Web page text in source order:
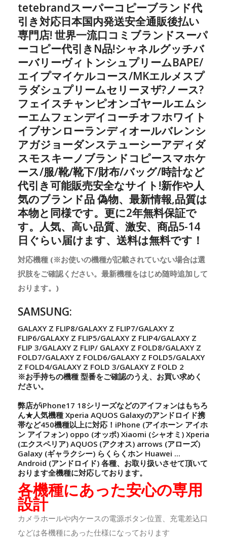
tetebrandスーパーコピーブランド代
引き対応日本国内発送安全通販後払い
専門店! 世界一流口コミブランドスーパ
ーコピー代引きN品!シャネルグッチバ
ーバリーヴィトンシュプリームBAPE/
エイプマイケルコース/MKエルメスプ
ラダシュプリームセリーヌザ?ノース?
フェイスチャンピオンゴヤールエムシ
ーエムフェンデイコーチオフホワイト
イブサンローランディオールバレンシ
アガジョーダンステューシーアディダ
スモスキーノブランドコピースマホケ
ース/服/靴/靴下/財布/バッグ/時計など
代引き可能販売安全なサイト!新作や人
気のブランド品 偽物、最新情報,品質は
本物と同様です。更に2年無料保証で
す。人気、高い品質、激安、商品5-14
日ぐらい届けます、送料は無料です！
対応機種 (※お使いの機種が記載されていない場合は選
択肢をご確認ください。最新機種をはじめ随時追加して
おります。)
SAMSUNG:
GALAXY Z FLIP8/GALAXY Z FLIP7/GALAXY Z
FLIP6/GALAXY Z FLIP5/GALAXY Z FLIP4/GALAXY Z
FLIP 3/GALAXY Z FLIP/ GALAXY Z FOLD8/GALAXY Z
FOLD7/GALAXY Z FOLD6/GALAXY Z FOLD5/GALAXY
Z FOLD4/GALAXY Z FOLD 3/GALAXY Z FOLD 2
※お手持ちの機種 型番をご確認のうえ、お買い求めく
ださい。
弊店がiPhone17 18シリーズなどのアイフォンはもちろ
ん★人気機種 Xperia AQUOS Galaxyのアンドロイド携
帯など450機種以上に対応！iPhone (アイホーン アイホ
ン アイフォン) oppo (オッポ) Xiaomi (シャオミ) Xperia
(エクスペリア) AQUOS (アクオス) arrows (アローズ)
Galaxy (ギャラクシー) らくらくホン Huawei ...
Android (アンドロイド) 各種、お取り扱いさせて頂いて
おります全機種に対応しております。
各機種にあった安心の専用
設計
カメラホールや内ケースの電源ボタン位置、充電差込口
などは各機種にあった仕様になっております